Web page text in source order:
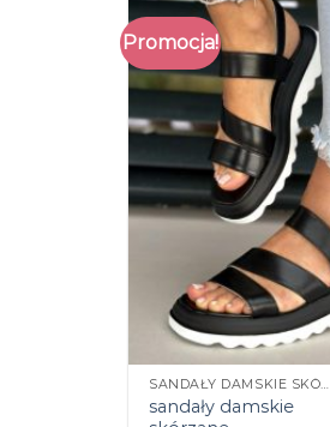
Promocja!
SANDAŁY DAMSKIE SKÓRZANE
sandały damskie